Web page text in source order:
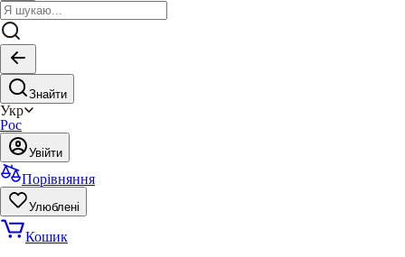
Знайти
Укр
Рос
Увійти
Порівняння
Улюблені
Кошик